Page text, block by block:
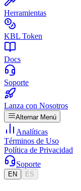
Herramientas
KBL Token
Docs
Soporte
Lanza con Nosotros
Alternar Menú
Analíticas
Términos de Uso
Política de Privacidad
Soporte
EN ES